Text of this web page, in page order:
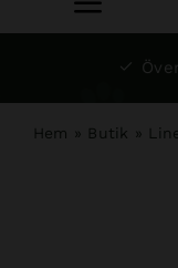
Toggle
Över
Hem » Butik »